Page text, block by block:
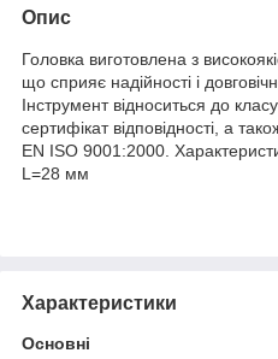
Опис
Головка виготовлена з
що сприяє надійності і
Інструмент відноситься до
сертифікат відповідності, а
EN ISO 9001:2000.
L=28 мм
Характеристики
Основні